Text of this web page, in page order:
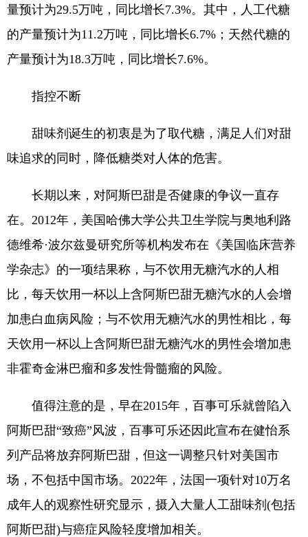
量预计为29.5万吨，同比增长7.3%。其中，人工代糖
的产量预计为11.2万吨，同比增长6.7%；天然代糖的
产量预计为18.3万吨，同比增长7.6%。
指控不断
甜味剂诞生的初衷是为了取代糖，满足人们对甜
味追求的同时，降低糖类对人体的危害。
长期以来，对阿斯巴甜是否健康的争议一直存
在。2012年，美国哈佛大学公共卫生学院与奥地利路
德维希·波尔兹曼研究所等机构发布在《美国临床营养
学杂志》的一项结果称，与不饮用无糖汽水的人相
比，每天饮用一杯以上含阿斯巴甜无糖汽水的人会增
加患白血病风险；与不饮用无糖汽水的男性相比，每
天饮用一杯以上含阿斯巴甜无糖汽水的男性会增加患
非霍奇金淋巴瘤和多发性骨髓瘤的风险。
值得注意的是，早在2015年，百事可乐就曾陷入
阿斯巴甜“致癌”风波，百事可乐还因此宣布在健怡系
列产品将放弃阿斯巴甜，但这一调整只针对美国市
场，不包括中国市场。2022年，法国一项针对10万名
成年人的观察性研究显示，摄入大量人工甜味剂(包括
阿斯巴甜)与癌症风险轻度增加相关。